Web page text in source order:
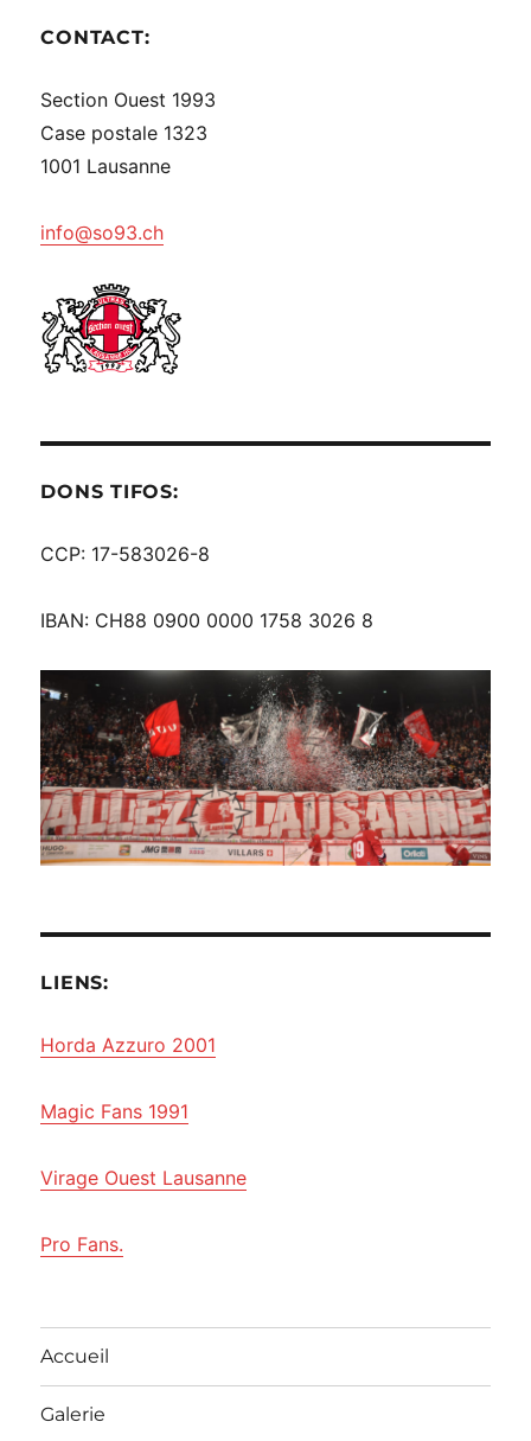
CONTACT:
Section Ouest 1993
Case postale 1323
1001 Lausanne
info@so93.ch
DONS TIFOS:
CCP: 17-583026-8
IBAN: CH88 0900 0000 1758 3026 8
LIENS:
Horda Azzuro 2001
Magic Fans 1991
Virage Ouest Lausanne
Pro Fans.
Accueil
Galerie